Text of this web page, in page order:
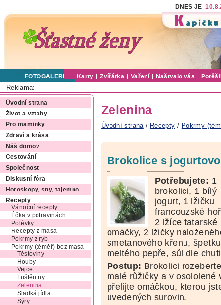
DNES JE
FOTOGALERIE Karty Zvířátka Vaření Naštvalo vás
Reklama:
Úvodní strana
Život a vztahy
Pro maminky
Zdraví a krása
Náš domov
Cestování
Společnost
Diskusní fóra
Horoskopy, sny, tajemno
Recepty
Vánoční recepty
Éčka v potravinách
Polévky
Recepty z masa
Pokrmy z ryb
Pokrmy (téměř) bez masa
Těstoviny
Houby
Vejce
Luštěniny
Zelenina
Sladká jídla
Sýry
Zelenina
Úvodní strana / Recepty / Pokrmy
Brokolice s
Potřebujete: 1
brokolici, 1 bílý
jogurt, 1 lžičku
francouzské
2 lžíce tatarské
omáčky, 2 lžičky
smetanového křenu, špetku
meltého pepře, sůl dle chuti
Postup: Brokolici
malé růžičky a v osololené
přelijte omáčkou, kterou
uvedených surovin.